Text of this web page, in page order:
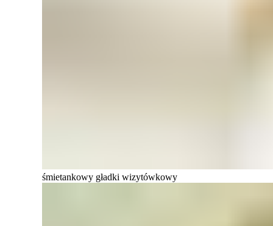
śmietankowy gładki wizytówkowy